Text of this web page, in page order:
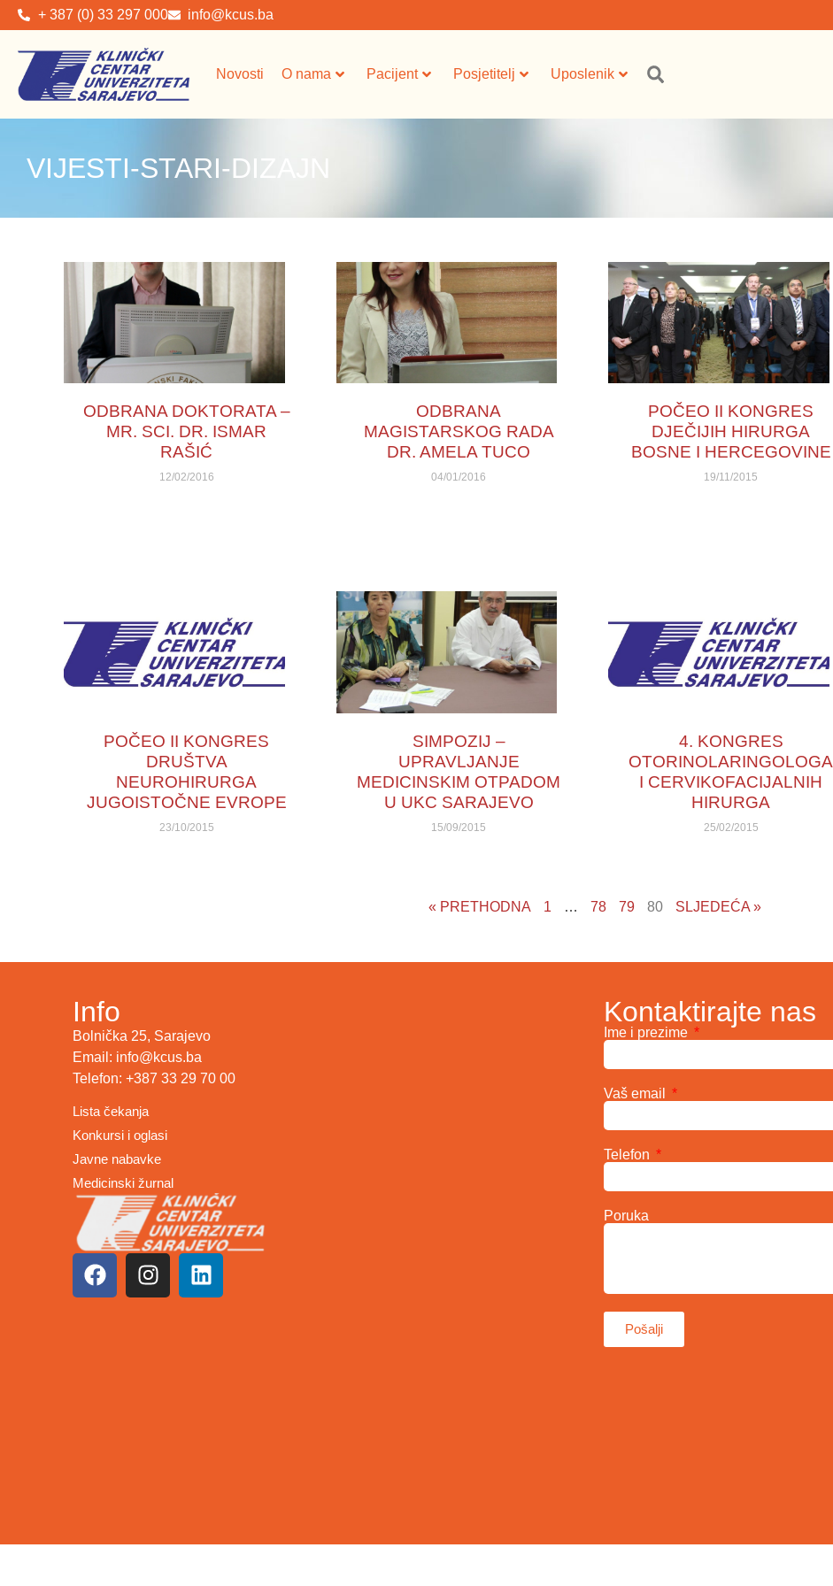
+ 387 (0) 33 297 000 info@kcus.ba
Novosti O nama Pacijent Posjetitelj Uposlenik
VIJESTI-STARI-DIZAJN
ODBRANA DOKTORATA –
MR. SCI. DR. ISMAR
RAŠIĆ
12/02/2016
ODBRANA
MAGISTARSKOG RADA
DR. AMELA TUCO
04/01/2016
POČEO II KONGRES
DJEČIJIH HIRURGA
BOSNE I HERCEGOVINE
19/11/2015
POČEO II KONGRES
DRUŠTVA
NEUROHIRURGA
JUGOISTOČNE EVROPE
23/10/2015
SIMPOZIJ –
UPRAVLJANJE
MEDICINSKIM OTPADOM
U UKC SARAJEVO
15/09/2015
4. KONGRES
OTORINOLARINGOLOGA
I CERVIKOFACIJALNIH
HIRURGA
25/02/2015
« PRETHODNA 1 … 78 79 80 SLJEDEĆA »
Info
Bolnička 25, Sarajevo
Email: info@kcus.ba
Telefon: +387 33 29 70 00
Lista čekanja
Konkursi i oglasi
Javne nabavke
Medicinski žurnal
Kontaktirajte nas
Ime i prezime
Vaš email
Telefon
Poruka
Pošalji